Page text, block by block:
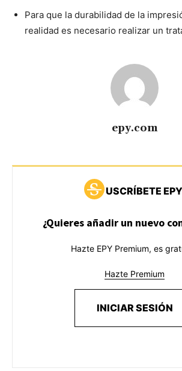
Para que la durabilidad de la
realidad es necesario realizar un
epy.com
USCRÍBETE EPY
¿Quieres añadir un nuevo
Hazte EPY Premium, es
Hazte Premium
INICIAR SESIÓN